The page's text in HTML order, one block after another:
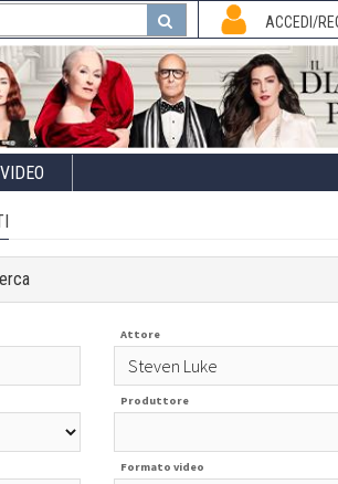
ACCEDI/
Attore
Produttore
Formato video